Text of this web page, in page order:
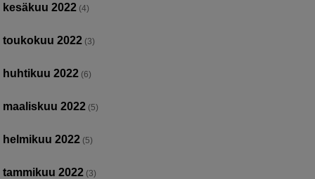
kesäkuu 2022 (4)
toukokuu 2022 (3)
huhtikuu 2022 (6)
maaliskuu 2022 (5)
helmikuu 2022 (5)
tammikuu 2022 (3)